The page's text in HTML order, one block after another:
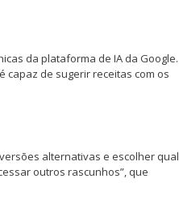
da plataforma de IA da Google.
capaz de sugerir receitas com os
alternativas e escolher qual
outros rascunhos”, que